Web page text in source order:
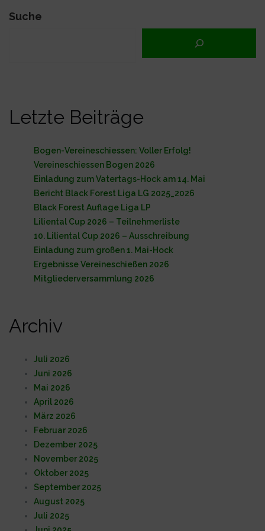
Suche
Letzte Beiträge
Bogen-Vereineschiessen: Voller Erfolg!
Vereineschiessen Bogen 2026
Einladung zum Vatertags-Hock am 14. Mai
Bericht Black Forest Liga LG 2025_2026
Black Forest Auflage Liga LP
Liliental Cup 2026 – Teilnehmerliste
10. Liliental Cup 2026 – Ausschreibung
Einladung zum großen 1. Mai-Hock
Ergebnisse Vereineschießen 2026
Mitgliederversammlung 2026
Archiv
Juli 2026
Juni 2026
Mai 2026
April 2026
März 2026
Februar 2026
Dezember 2025
November 2025
Oktober 2025
September 2025
August 2025
Juli 2025